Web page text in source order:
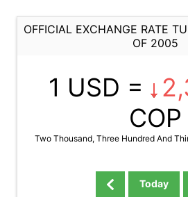
OFFICIAL EXCHANGE RATE
OF 2005
1 USD =
COP
Two Thousand, Three Hundred And
Today